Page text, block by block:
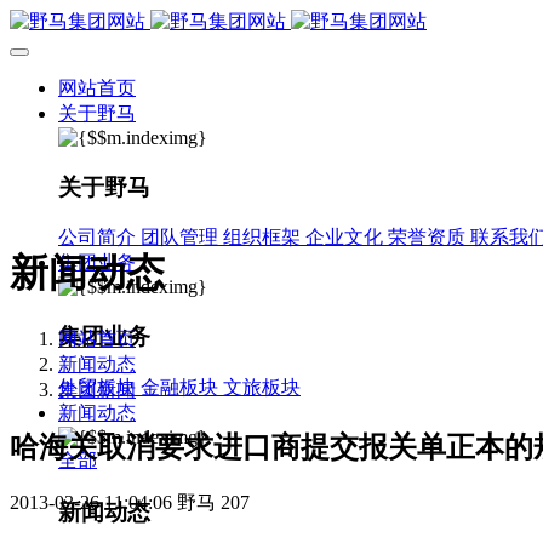
网站首页
关于野马
关于野马
公司简介 团队管理 组织框架 企业文化 荣誉资质 联系我
集团业务
集团业务
外贸板块 金融板块 文旅板块
新闻动态
全部
新闻动态
新闻动态
网站首页
新闻动态
集团新闻
哈海关取消要求进口商提交报关单正本的
2013-03-26 11:04:06 野马 207